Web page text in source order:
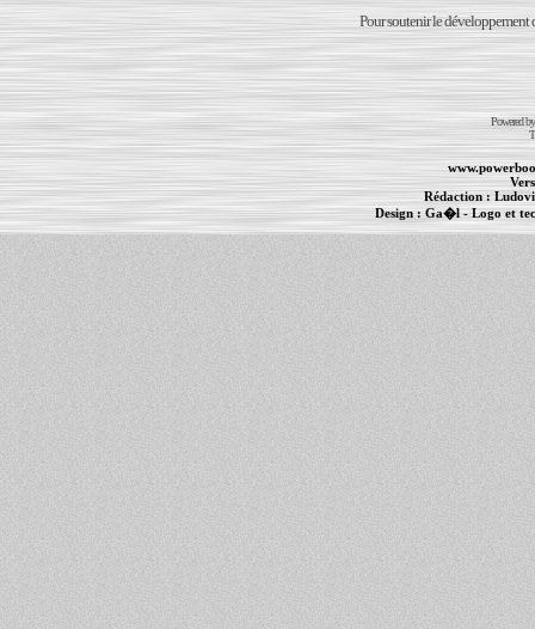
Pour soutenir le développement
Powered
Rédaction :
Design :Ga�l- Logo et
PowerBook